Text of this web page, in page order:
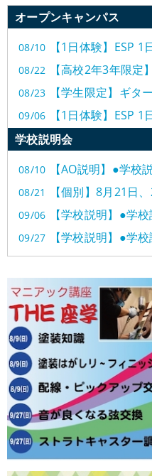
オープンキャンパス
08/10 【1日体験】ESP
08/22 【高校2年3年限定
08/23 【学生限定】ギタ
09/06 【1日体験】ESP
09/27 【調整会】ギター・ベース
【THE座学】●ス
【THE座学】●音
【＋体験】半日オ
学校説明会
08/10 【AO説明】●学校
08/21 【個別】8月21日、
09/06 【学校説明】●学
09/27 【学校説明】●学